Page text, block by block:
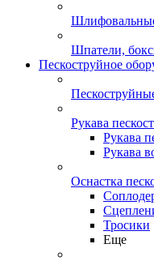
Шпатели,
Пескоструйное
Рукава
Рукава
Рукава
Оснастка
Тросики
Еще